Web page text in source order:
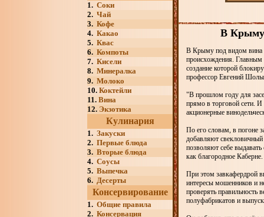
1. Соки
2. Чай
3. Кофе
4. Какао
5. Квас
6. Компоты
7. Кисели
8. Минералка
9. Молоко
10. Коктейли
11. Вина
12. Экзотика
Кулинария
1. Закуски
2. Первые блюда
3. Вторые блюда
4. Соусы
5. Выпечка
6. Десерты
Консервирование
1. Общие правила
2. Консервация
В Крыму
В Крыму под видом вина
происхождения. Главным
создание которой
профессор Евгений
"В прошлом году для
прямо в торговой сети.
акционерные
По его словам, в погоне
добавляют свекловичный
позволяют себе
как благородное
При этом завкафердрой
интересы мошенников и
проверять правильность
полуфабрикатов и